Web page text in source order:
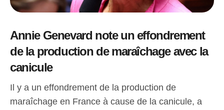
Annie Genevard note un effondrement
de la production de maraîchage avec la
canicule
Il y a un effondrement de la production de
maraîchage en France à cause de la canicule, a